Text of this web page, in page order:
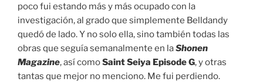
poco fui estando más y más ocupado con la
investigación, al grado que simplemente Belldandy
quedó de lado. Y no solo ella, sino también todas las
obras que seguía semanalmente en laShonen
Magazine, así comoSaint Seiya Episode G, y otras
tantas que mejor no menciono. Me fui perdiendo.